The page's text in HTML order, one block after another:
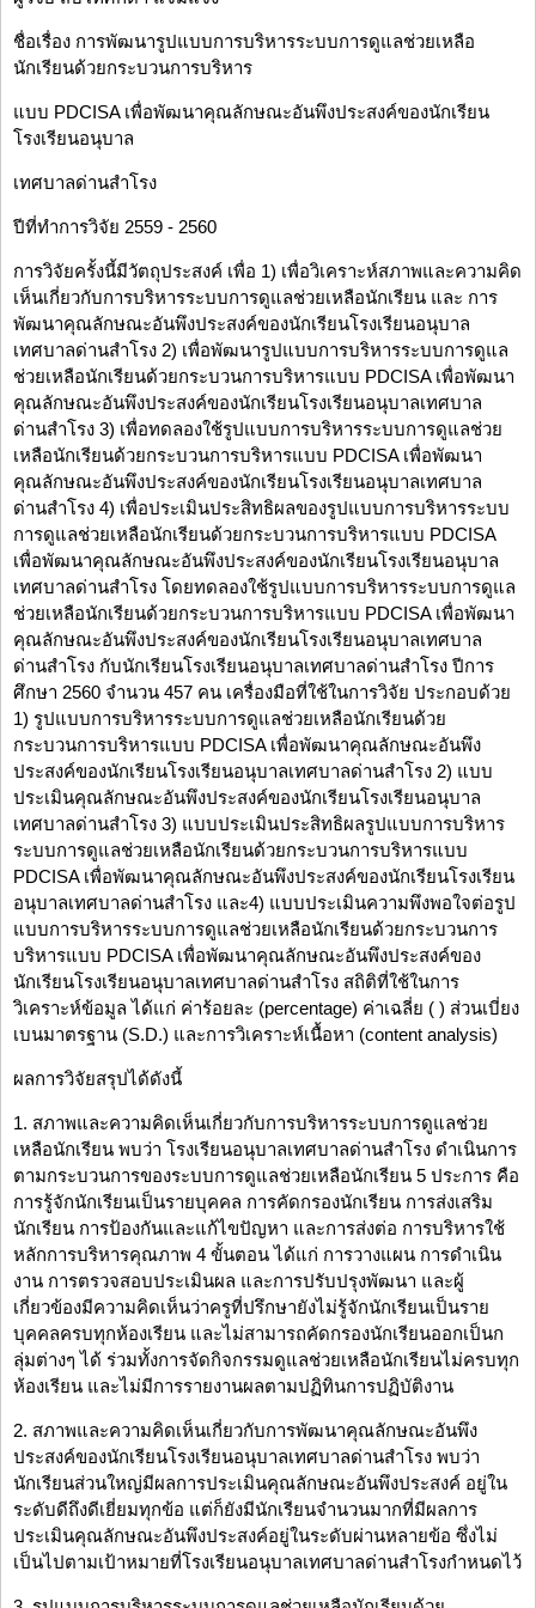
ชื่อเรื่อง การพัฒนารูปแบบการบริหารระบบการดูแลช่วยเหลือ
นักเรียนด้วยกระบวนการบริหาร
แบบ PDCISA เพื่อพัฒนาคุณลักษณะอันพึงประสงค์ของนักเรียน
โรงเรียนอนุบาล
เทศบาลด่านสำโรง
ปีที่ทำการวิจัย 2559 - 2560
การวิจัยครั้งนี้มีวัตถุประสงค์ เพื่อ 1) เพื่อวิเคราะห์สภาพและความคิด
เห็นเกี่ยวกับการบริหารระบบการดูแลช่วยเหลือนักเรียน และ การ
พัฒนาคุณลักษณะอันพึงประสงค์ของนักเรียนโรงเรียนอนุบาล
เทศบาลด่านสำโรง 2) เพื่อพัฒนารูปแบบการบริหารระบบการดูแล
ช่วยเหลือนักเรียนด้วยกระบวนการบริหารแบบ PDCISA เพื่อพัฒนา
คุณลักษณะอันพึงประสงค์ของนักเรียนโรงเรียนอนุบาลเทศบาล
ด่านสำโรง 3) เพื่อทดลองใช้รูปแบบการบริหารระบบการดูแลช่วย
เหลือนักเรียนด้วยกระบวนการบริหารแบบ PDCISA เพื่อพัฒนา
คุณลักษณะอันพึงประสงค์ของนักเรียนโรงเรียนอนุบาลเทศบาล
ด่านสำโรง 4) เพื่อประเมินประสิทธิผลของรูปแบบการบริหารระบบ
การดูแลช่วยเหลือนักเรียนด้วยกระบวนการบริหารแบบ PDCISA
เพื่อพัฒนาคุณลักษณะอันพึงประสงค์ของนักเรียนโรงเรียนอนุบาล
เทศบาลด่านสำโรง โดยทดลองใช้รูปแบบการบริหารระบบการดูแล
ช่วยเหลือนักเรียนด้วยกระบวนการบริหารแบบ PDCISA เพื่อพัฒนา
คุณลักษณะอันพึงประสงค์ของนักเรียนโรงเรียนอนุบาลเทศบาล
ด่านสำโรง กับนักเรียนโรงเรียนอนุบาลเทศบาลด่านสำโรง ปีการ
ศึกษา 2560 จำนวน 457 คน เครื่องมือที่ใช้ในการวิจัย ประกอบด้วย
1) รูปแบบการบริหารระบบการดูแลช่วยเหลือนักเรียนด้วย
กระบวนการบริหารแบบ PDCISA เพื่อพัฒนาคุณลักษณะอันพึง
ประสงค์ของนักเรียนโรงเรียนอนุบาลเทศบาลด่านสำโรง 2) แบบ
ประเมินคุณลักษณะอันพึงประสงค์ของนักเรียนโรงเรียนอนุบาล
เทศบาลด่านสำโรง 3) แบบประเมินประสิทธิผลรูปแบบการบริหาร
ระบบการดูแลช่วยเหลือนักเรียนด้วยกระบวนการบริหารแบบ
PDCISA เพื่อพัฒนาคุณลักษณะอันพึงประสงค์ของนักเรียนโรงเรียน
อนุบาลเทศบาลด่านสำโรง และ4) แบบประเมินความพึงพอใจต่อรูป
แบบการบริหารระบบการดูแลช่วยเหลือนักเรียนด้วยกระบวนการ
บริหารแบบ PDCISA เพื่อพัฒนาคุณลักษณะอันพึงประสงค์ของ
นักเรียนโรงเรียนอนุบาลเทศบาลด่านสำโรง สถิติที่ใช้ในการ
วิเคราะห์ข้อมูล ได้แก่ ค่าร้อยละ (percentage) ค่าเฉลี่ย ( ) ส่วนเบี่ยง
เบนมาตรฐาน (S.D.) และการวิเคราะห์เนื้อหา (content analysis)
ผลการวิจัยสรุปได้ดังนี้
1. สภาพและความคิดเห็นเกี่ยวกับการบริหารระบบการดูแลช่วย
เหลือนักเรียน พบว่า โรงเรียนอนุบาลเทศบาลด่านสำโรง ดำเนินการ
ตามกระบวนการของระบบการดูแลช่วยเหลือนักเรียน 5 ประการ คือ
การรู้จักนักเรียนเป็นรายบุคคล การคัดกรองนักเรียน การส่งเสริม
นักเรียน การป้องกันและแก้ไขปัญหา และการส่งต่อ การบริหารใช้
หลักการบริหารคุณภาพ 4 ขั้นตอน ได้แก่ การวางแผน การดำเนิน
งาน การตรวจสอบประเมินผล และการปรับปรุงพัฒนา และผู้
เกี่ยวข้องมีความคิดเห็นว่าครูที่ปรึกษายังไม่รู้จักนักเรียนเป็นราย
บุคคลครบทุกห้องเรียน และไม่สามารถคัดกรองนักเรียนออกเป็นก
ลุ่มต่างๆ ได้ ร่วมทั้งการจัดกิจกรรมดูแลช่วยเหลือนักเรียนไม่ครบทุก
ห้องเรียน และไม่มีการรายงานผลตามปฏิทินการปฏิบัติงาน
2. สภาพและความคิดเห็นเกี่ยวกับการพัฒนาคุณลักษณะอันพึง
ประสงค์ของนักเรียนโรงเรียนอนุบาลเทศบาลด่านสำโรง พบว่า
นักเรียนส่วนใหญ่มีผลการประเมินคุณลักษณะอันพึงประสงค์ อยู่ใน
ระดับดีถึงดีเยี่ยมทุกข้อ แต่ก็ยังมีนักเรียนจำนวนมากที่มีผลการ
ประเมินคุณลักษณะอันพึงประสงค์อยู่ในระดับผ่านหลายข้อ ซึ่งไม่
เป็นไปตามเป้าหมายที่โรงเรียนอนุบาลเทศบาลด่านสำโรงกำหนดไว้